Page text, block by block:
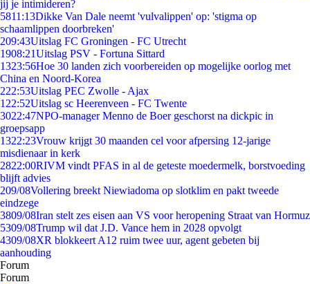
jij je intimideren?
5811:13Dikke Van Dale neemt 'vulvalippen' op: 'stigma op
schaamlippen doorbreken'
209:43Uitslag FC Groningen - FC Utrecht
1908:21Uitslag PSV - Fortuna Sittard
1323:56Hoe 30 landen zich voorbereiden op mogelijke oorlog met
China en Noord-Korea
222:53Uitslag PEC Zwolle - Ajax
1 22:52Uitslag sc Heerenveen - FC Twente
3022:47NPO-manager Menno de Boer geschorst na dickpic in
groepsapp
1322:23Vrouw krijgt 30 maanden cel voor afpersing 12-jarige
misdienaar in kerk
2822:00RIVM vindt PFAS in al de geteste moedermelk, borstvoeding
blijft advies
209/08Vollering breekt Niewiadoma op slotklim en pakt tweede
eindzege
3809/08Iran stelt zes eisen aan VS voor heropening Straat van Hormuz
5309/08Trump wil dat J.D. Vance hem in 2028 opvolgt
4309/08XR blokkeert A12 ruim twee uur, agent gebeten bij
aanhouding
Forum
Forum